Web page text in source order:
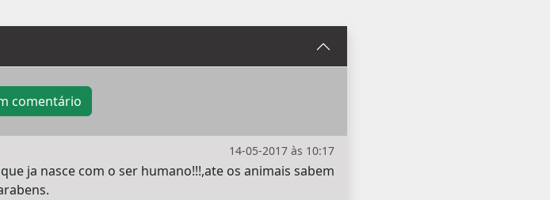
comentário
14-05-2017 às 10:17
ja nasce com o ser humano!!!,ate os animais sabem